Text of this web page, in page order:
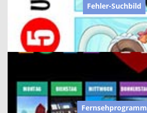
Fehler-Suchbild
Fernsehprogramm